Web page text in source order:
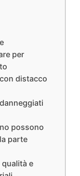
per
distacco
possono
parte
e